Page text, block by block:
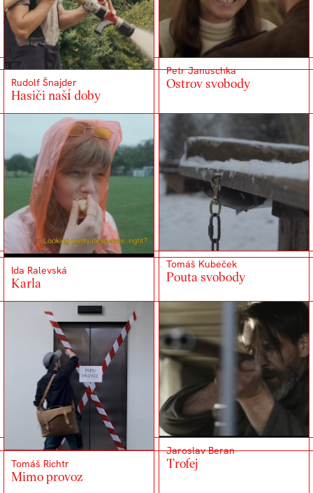
Rudolf Šnajder
Hasiči naší doby
Petr Januschka
Ostrov svobody
Ida Ralevská
Karla
Tomáš Kubeček
Pouta svobody
Tomáš Richtr
Mimo provoz
Jaroslav Beran
Trofej